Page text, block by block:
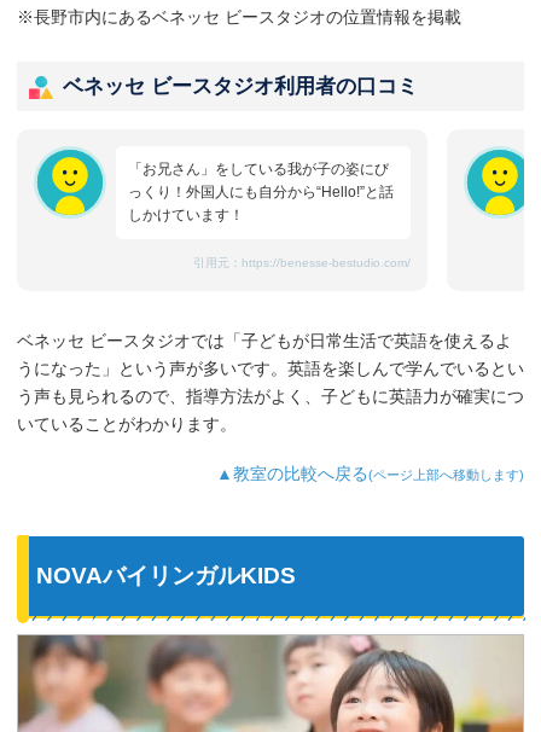
※長野市内にあるベネッセ ビースタジオの位置情報を掲載
ベネッセ ビースタジオ利用者の口コミ
「お兄さん」をしている我が子の姿にび
っくり！外国人にも自分から“Hello!”と話
しかけています！
引用元： https://benesse-bestudio.com/
ベネッセ ビースタジオでは「子どもが日常生活で英語を使えるよ
うになった」という声が多いです。英語を楽しんで学んでいるとい
う声も見られるので、指導方法がよく、子どもに英語力が確実につ
いていることがわかります。
▲教室の比較へ戻る(ページ上部へ移動します)
NOVAバイリンガルKIDS